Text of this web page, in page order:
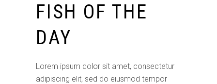
FISH OF THE
DAY
Lorem ipsum dolor sit amet, consectetur
adipiscing elit, sed do eiusmod tempor